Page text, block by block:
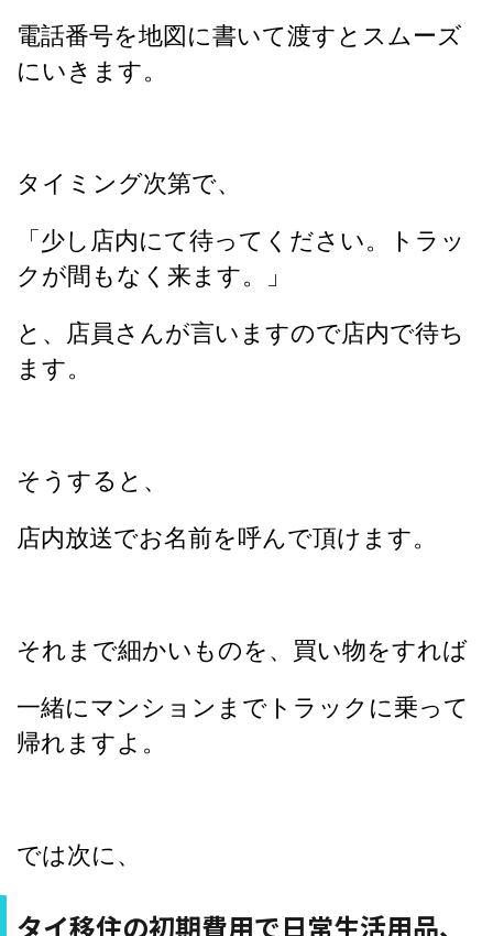
電話番号を地図に書いて渡すとスムーズ
にいきます。
タイミング次第で、
「少し店内にて待ってください。トラッ
クが間もなく来ます。」
と、店員さんが言いますので店内で待ち
ます。
そうすると、
店内放送でお名前を呼んで頂けます。
それまで細かいものを、買い物をすれば
一緒にマンションまでトラックに乗って
帰れますよ。
では次に、
タイ移住の初期費用で日常生活用品、